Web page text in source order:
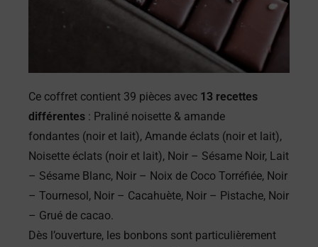
Ce coffret contient 39 pièces avec 13 recettes
différentes : Praliné noisette & amande
fondantes (noir et lait), Amande éclats (noir et lait),
Noisette éclats (noir et lait), Noir – Sésame Noir, Lait
– Sésame Blanc, Noir – Noix de Coco Torréfiée, Noir
– Tournesol, Noir – Cacahuète, Noir – Pistache, Noir
– Grué de cacao.
Dès l’ouverture, les bonbons sont particulièrement